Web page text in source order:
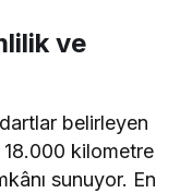
ve
belirleyen
kilometre
sunuyor. En